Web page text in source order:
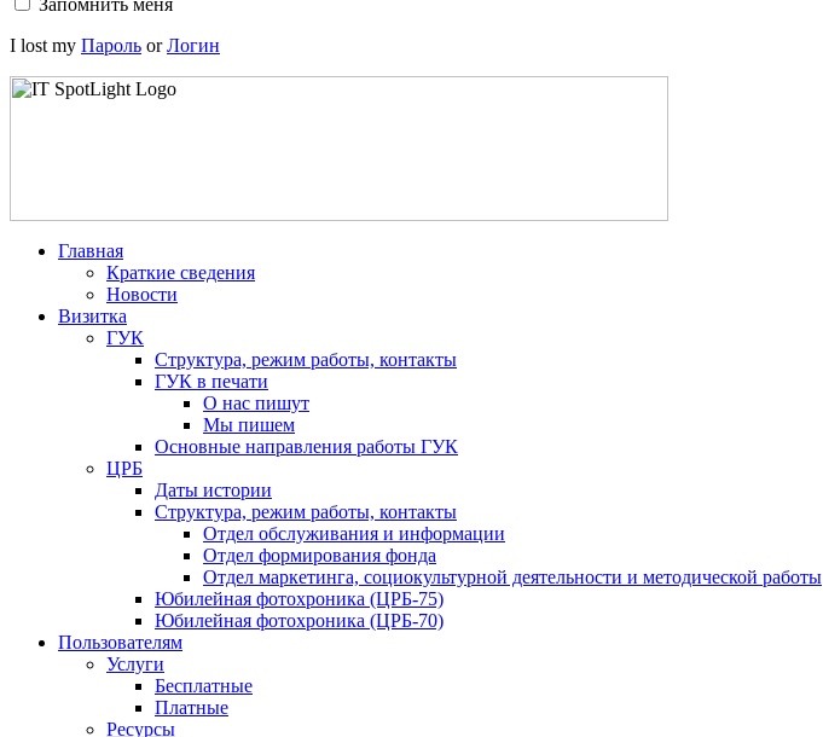
Запомнить меня
I lost my Пароль orЛогин
Главная
Краткие сведения
Новости
Визитка
ГУК
Структура, режим работы, контакты
ГУК в печати
О нас пишут
Мы пишем
Основные направления работы ГУК
ЦРБ
Даты истории
Структура, режим работы, контакты
Отдел обслуживания и информации
Отдел формирования фонда
Отдел маркетинга, социокультурной деятельности и методической работы
Юбилейная фотохроника (ЦРБ-75)
Юбилейная фотохроника (ЦРБ-70)
Пользователям
Услуги
Бесплатные
Платные
Ресурсы